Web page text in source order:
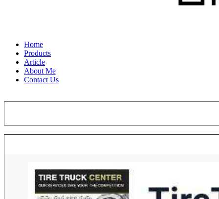
Home
Products
Article
About Me
Contact Us